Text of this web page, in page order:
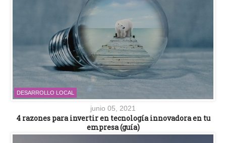
DESARROLLO LOCAL
junio 05, 2021
4 razones para invertir en tecnología innovadora en tu
empresa (guía)